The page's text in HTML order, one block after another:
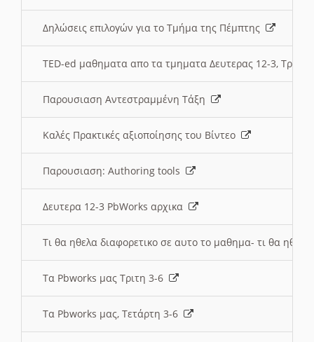
Δηλώσεις επιλογών για το Τμήμα της Πέμπτης
TED-ed μαθηματα απο τα τμηματα Δευτερας 12-3,
Παρουσιαση Αντεστραμμένη Τάξη
Καλές Πρακτικές αξιοποίησης του Βίντεο
Παρουσιαση: Authoring tools
Δευτερα 12-3 PbWorks αρχικα
Τι θα ηθελα διαφορετικο σε αυτο το μαθημα- τι θα
Τα Pbworks μας Τριτη 3-6
Τα Pbworks μας, Τετάρτη 3-6